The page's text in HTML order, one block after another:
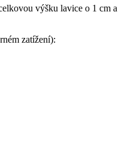
výšku lavice o 1 cm a
zatížení):